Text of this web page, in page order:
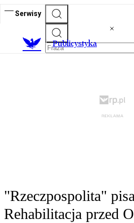
Serwisy
Publicystyka
"Rzeczpospolita"
Rehabilitacja przed